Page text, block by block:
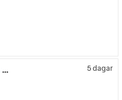
Volkswagen Caddy Combi 2.0 TDI DSG 5-sits 102hk Drag Carplay Backkamera
5 dagar